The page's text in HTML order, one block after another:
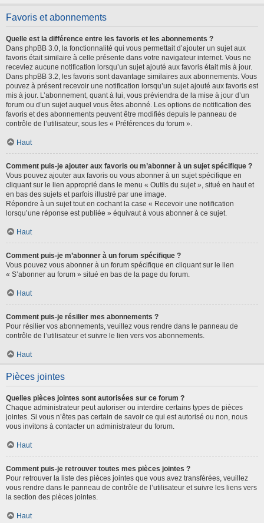
Favoris et abonnements
Quelle est la différence entre les favoris et les abonnements ?
Dans phpBB 3.0, la fonctionnalité qui vous permettait d’ajouter un sujet aux
favoris était similaire à celle présente dans votre navigateur internet. Vous ne
receviez aucune notification lorsqu’un sujet ajouté aux favoris était mis à jour.
Dans phpBB 3.2, les favoris sont davantage similaires aux abonnements. Vous
pouvez à présent recevoir une notification lorsqu’un sujet ajouté aux favoris est
mis à jour. L’abonnement, quant à lui, vous préviendra de la mise à jour d’un
forum ou d’un sujet auquel vous êtes abonné. Les options de notification des
favoris et des abonnements peuvent être modifiés depuis le panneau de
contrôle de l’utilisateur, sous les « Préférences du forum ».
Haut
Comment puis-je ajouter aux favoris ou m’abonner à un sujet spécifique ?
Vous pouvez ajouter aux favoris ou vous abonner à un sujet spécifique en
cliquant sur le lien approprié dans le menu « Outils du sujet », situé en haut et
en bas des sujets et parfois illustré par une image.
Répondre à un sujet tout en cochant la case « Recevoir une notification
lorsqu’une réponse est publiée » équivaut à vous abonner à ce sujet.
Haut
Comment puis-je m’abonner à un forum spécifique ?
Vous pouvez vous abonner à un forum spécifique en cliquant sur le lien
« S’abonner au forum » situé en bas de la page du forum.
Haut
Comment puis-je résilier mes abonnements ?
Pour résilier vos abonnements, veuillez vous rendre dans le panneau de
contrôle de l’utilisateur et suivre le lien vers vos abonnements.
Haut
Pièces jointes
Quelles pièces jointes sont autorisées sur ce forum ?
Chaque administrateur peut autoriser ou interdire certains types de pièces
jointes. Si vous n’êtes pas certain de savoir ce qui est autorisé ou non, nous
vous invitons à contacter un administrateur du forum.
Haut
Comment puis-je retrouver toutes mes pièces jointes ?
Pour retrouver la liste des pièces jointes que vous avez transférées, veuillez
vous rendre dans le panneau de contrôle de l’utilisateur et suivre les liens vers
la section des pièces jointes.
Haut